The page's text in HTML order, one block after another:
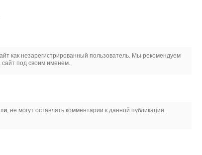
как незарегистрированный пользователь. Мы рекомендуем
сайт под своим именем.
, не могут оставлять комментарии к данной публикации.